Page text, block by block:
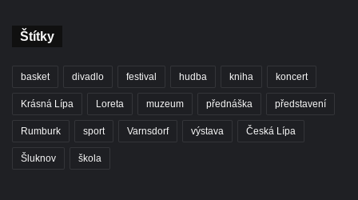
Štítky
basket divadlo festival hudba kniha koncert
Krásná Lípa Loreta muzeum přednáška představení
Rumburk sport Varnsdorf výstava Česká Lípa
Šluknov škola